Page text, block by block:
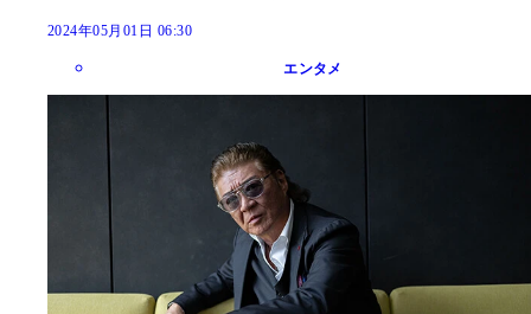
2024年05月01日 06:30
エンタメ